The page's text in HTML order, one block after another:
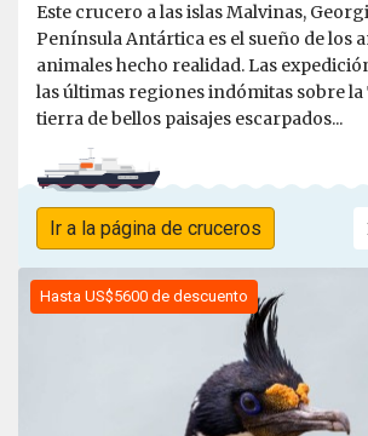
Este crucero a las islas Malvinas,
Península Antártica es el sueño de los
animales hecho realidad. Las
las últimas regiones indómitas sobre
tierra de bellos paisajes escarpados...
Ir a la página de cruceros
Hasta US$5600 de descuento